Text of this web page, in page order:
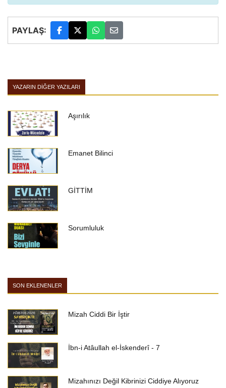
PAYLAŞ:
YAZARIN DIĞER YAZILARI
Aşırılık
Emanet Bilinci
GİTTİM
Sorumluluk
SON EKLENENLER
Mizah Ciddi Bir İştir
İbn-i Atâullah el-İskenderî - 7
Mizahınızı Değil Kibrinizi Ciddiye Alıyoruz